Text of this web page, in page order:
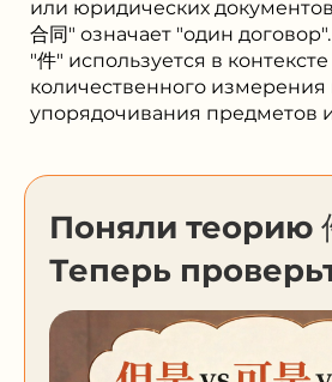
или юридических
合同" означает "один
"件" используется в контексте
количественного измерения
упорядочивания предметов
Поняли теорию
Теперь